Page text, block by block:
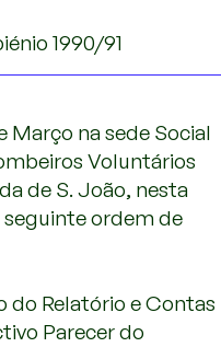
1990/91
Março na sede Social
Voluntários
de S. João, nesta
seguinte ordem de
do Relatório e Contas
Parecer do